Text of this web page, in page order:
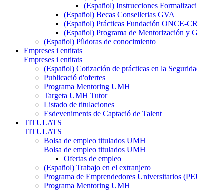
(Español) Instrucciones
(Español) Becas Consellerias GVA
(Español) Prácticas Fundación ONCE-
(Español) Programa de Mentorización y
(Español) Píldoras de conocimiento
Empreses i entitats
Empreses i entitats
(Español) Cotización de prácticas en la
Publicació d'ofertes
Programa Mentoring UMH
Targeta UMH Tutor
Listado de titulaciones
Esdeveniments de Captació de Talent
TITULATS
TITULATS
Bolsa de empleo titulados UMH
Bolsa de empleo titulados UMH
Ofertas de empleo
(Español) Trabajo en el extranjero
Programa de Emprendedores Universitarios
Programa Mentoring UMH